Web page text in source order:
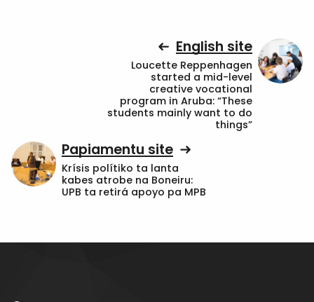
English site
Loucette Reppenhagen
started a mid-level
creative vocational
program in Aruba: “These
students mainly want to do
things”
Papiamentu site
Krísis polítiko ta lanta
kabes atrobe na Boneiru:
UPB ta retirá apoyo pa MPB